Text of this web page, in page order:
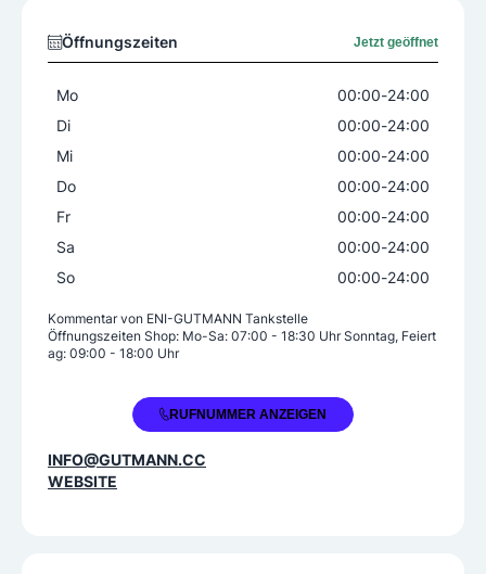
SB-Wash/Waschplatz
Öffnungszeiten Jetzt geöffnet
Mo 00:00-24:00
Di
00:00-24:00
Mi
00:00-24:00
Do
00:00-24:00
Fr
00:00-24:00
Sa
00:00-24:00
So
00:00-24:00
Kommentar von ENI-GUTMANN Tankstelle
Öffnungszeiten Shop: Mo-Sa: 07:00 - 18:30 Uhr Sonntag, Feiert
ag: 09:00 - 18:00 Uhr
+43 50 2277 6170RUFNUMMER ANZEIGEN
INFO@GUTMANN.CC
WEBSITE